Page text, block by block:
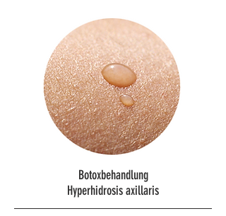
Botoxbehandlung
Hyperhidrosis axillaris